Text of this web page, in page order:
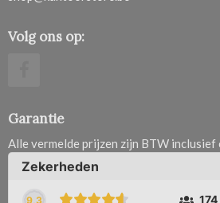
Volg ons op:
Garantie
Alle vermelde prijzen zijn BTW inclusief